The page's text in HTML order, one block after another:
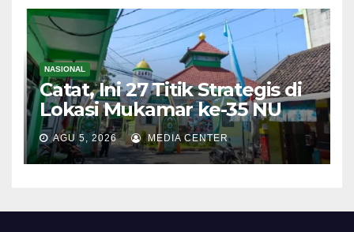
NASIONAL
Catat, Ini 27 Titik Strategis di
Lokasi Mukamar ke-35 NU
AGU 5, 2026 MEDIA CENTER